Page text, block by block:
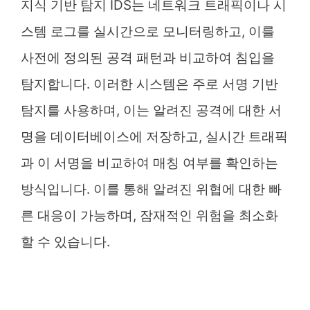
지식 기반 탐지 IDS는 네트워크 트래픽이나 시
스템 로그를 실시간으로 모니터링하고, 이를
사전에 정의된 공격 패턴과 비교하여 침입을
탐지합니다. 이러한 시스템은 주로 서명 기반
탐지를 사용하며, 이는 알려진 공격에 대한 서
명을 데이터베이스에 저장하고, 실시간 트래픽
과 이 서명을 비교하여 매칭 여부를 확인하는
방식입니다. 이를 통해 알려진 위협에 대한 빠
른 대응이 가능하며, 잠재적인 위험을 최소화
할 수 있습니다.